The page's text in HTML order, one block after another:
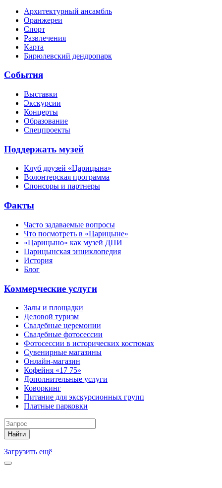
Архитектурный ансамбль
Оранжереи
Спорт
Развлечения
Карта
Бирюлевский дендропарк
События
Выставки
Экскурсии
Концерты
Образование
Спецпроекты
Поддержать музей
Клуб друзей «Царицына»
Волонтерская программа
Спонсоры и партнеры
Факты
Часто задаваемые вопросы
Что посмотреть в «Царицыне»
«Царицыно» как музей ДПИ
Царицынская энциклопедия
История
Блог
Коммерческие услуги
Залы и площадки
Деловой туризм
Свадебные церемонии
Свадебные фотосессии
Фотосессии в исторических костюмах
Сувенирные магазины
Онлайн-магазин
Кофейня «17 75»
Дополнительные услуги
Коворкинг
Питание для экскурсионных групп
Платные парковки
Найти
Загрузить ещё